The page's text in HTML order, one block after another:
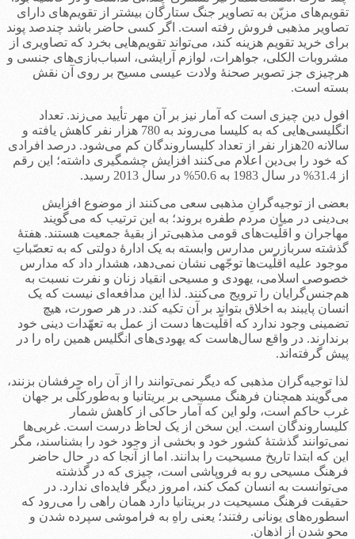
تقویم‌های مزیّن به تصاویر جنگ ستارگان بیشتر از تقویم‌های دارای
تصاویر مذهبی فروش رفته است. اگر کسی حاضر باشد چندصد پوند
برای خرید تقویم هزینه کند، می‌تواند تقویم‌هایی بخرد که تصاویری از
مشروبات الکلی، جواهرات، لوازم آرایشی، اسباب‌بازی‌های جنسی و
هرچیزی جز تصویر صحنۀ ولادت عیسی مسیح بر روی آن نقش
بسته است.
افول دین چیزی است که آمار نیز بر آن مهر تأیید می‌زند. تعداد
انگلیسی‌هایی که به کلیسا می‌روند به 780 هزار نفر کاهش یافته و
سالانه 20هزار نفر از تعداد کلیساروندگان کم می‌شود. درصد افرادی
که خود را بی‌دین اعلام می‌کنند افزایش چشمگیری داشته؛ این رقم
از 31.4% در سال 1983 به 50.6% در سال 2013 رسید.
بعضی از توجیه‌گرانِ مذهبی سعی می‌کنند از موضوع افزایش
بی‌دینی در میان مردم طفره بروند؛ به این ترتیب که می‌گویند
مهاجران و اقلّیت‌های قومی مذهبی‌تر از بقیۀ جمعیت هستند. هفتۀ
گذشته سربازرس مدارس وابسته به یک ادارۀ دولتی که به تعصّباتِ
موجود علیه اقلّیت‌ها توجّهی نشان نمی‌دهد، هشدار داد که مدارس
خصوصی اسلامی، یهودی و مسیحی انقیاد زنان و نفرت نسبت به
هم‌جنس‌گرایان را ترویج می‌کنند. لذا این مدافعه‌ای نیست که یک
انسان پایبند به اخلاق بتواند بر آن تکیه کند. در هر صورت، هیچ
تضمینی وجود ندارد که اقلّیت‌ها دست از عمل به تعهّدات دینی خود
برندارند. در واقع سال‌هاست که یهودی‌های انگلیس همین راه را در
پیش گرفته‌اند.
لذا توجیه‌گران مذهبی که دیگر نمی‌توانند را از آن راه حرفشان بزنند،
می‌گویند همچنان فرهنگ مسیحی بر بریتانیا و به‌طورکلّی بر جهان
غرب حاکم است، ولو این که آمار حاکی از کاهش شمار
کلیساروندگان است. این سخن از یک لحاظ درست است. غربی‌ها
نمی‌توانند گذشتۀ کشور خود و بخشی از وجود خود را بشناسند، مگر
این که ابتدا تاریخ مسیحیت را بدانند. اما از آنجا که در حال حاضر
فرهنگ مسیحی رو به فروپاشی است، چیزی که در گذشته
می‌توانست به انسان کمک کند، امروز دیگر فایده‌ای ندارد. در
حقیقت فرهنگ مسیحیت در بریتانیا دارد همان راهی را می‌رود که
اسطوره‌های یونانی رفتند؛ یعنی راهِ به فراموشی سپرده شدن و
محو شدن از اذهان.